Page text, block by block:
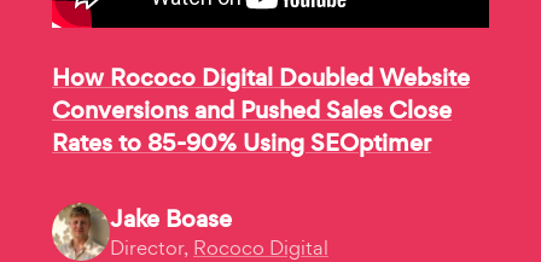
How Rococo Digital Doubled Website
Conversions and Pushed Sales Close
Rates to 85-90% Using SEOptimer
Jake Boase
Director, Rococo Digital